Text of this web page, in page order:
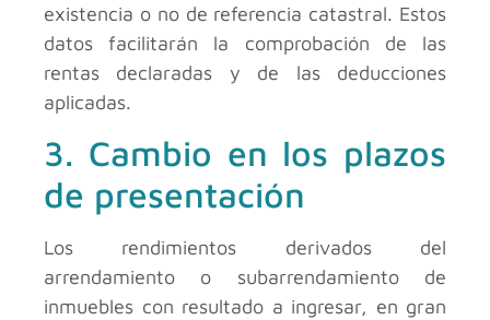
existencia o no de referencia catastral. Estos
datos facilitarán la comprobación de las
rentas declaradas y de las deducciones
aplicadas.
3. Cambio en los plazos
de presentación
Los rendimientos derivados del
arrendamiento o subarrendamiento de
inmuebles con resultado a ingresar, en gran